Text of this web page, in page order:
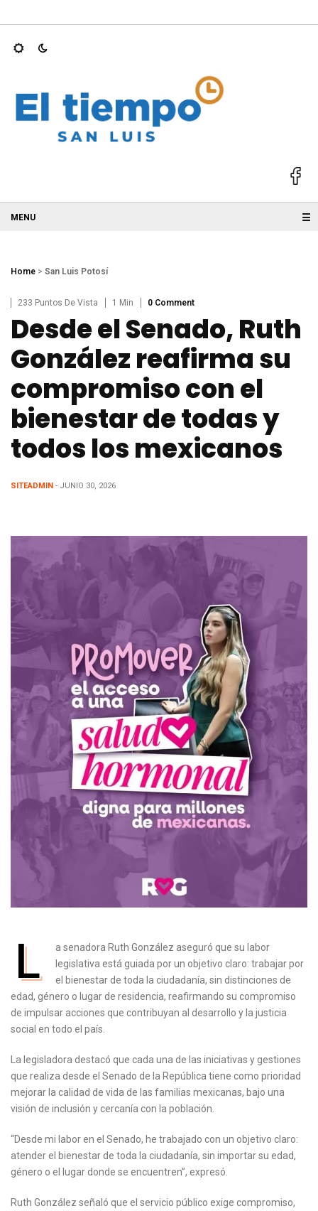
☰
Home > San Luis Potosí
233 Puntos De Vista 1 Min 0 Comment
Desde el Senado, Ruth
González reafirma su
compromiso con el
bienestar de todas y
todos los mexicanos
SITEADMIN - JUNIO 30, 2026
L
a senadora Ruth González aseguró que su labor
legislativa está guiada por un objetivo claro: trabajar por
el bienestar de toda la ciudadanía, sin distinciones de
edad, género o lugar de residencia, reafirmando su compromiso
de impulsar acciones que contribuyan al desarrollo y la justicia
social en todo el país.
La legisladora destacó que cada una de las iniciativas y gestiones
que realiza desde el Senado de la República tiene como prioridad
mejorar la calidad de vida de las familias mexicanas, bajo una
visión de inclusión y cercanía con la población.
“Desde mi labor en el Senado, he trabajado con un objetivo claro:
atender el bienestar de toda la ciudadanía, sin importar su edad,
género o el lugar donde se encuentren”, expresó.
Ruth González señaló que el servicio público exige compromiso,